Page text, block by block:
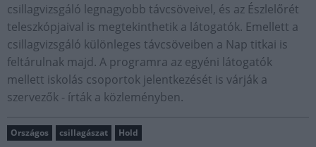
csillagvizsgáló legnagyobb távcsöveivel, és az Észlelőrét
teleszkópjaival is megtekinthetik a látogatók. Emellett a
csillagvizsgáló különleges távcsöveiben a Nap titkai is
feltárulnak majd. A programra az egyéni látogatók
mellett iskolás csoportok jelentkezését is várják a
szervezők - írták a közleményben.
Országos csillagászat Hold